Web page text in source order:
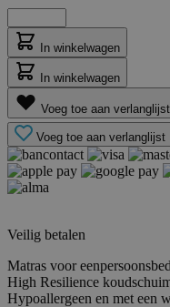
In winkelwagen
In winkelwagen
Voeg toe aan verlanglijst
Voeg toe aan verlanglijst
Veilig betalen
Matras voor
High Resilience
Hypoallergeen en met een